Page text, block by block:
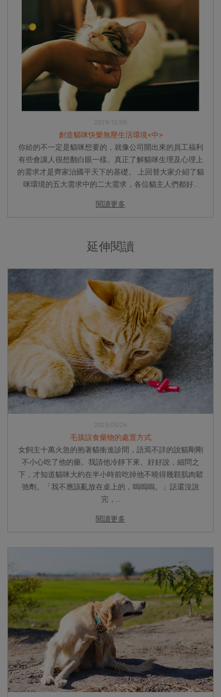
2019/12/09
創造貓咪快樂無壓生活環境<中>
你給的不一定是貓咪想要的，就像公司開出來的員工福利
有些會讓人很想翻白眼一樣。真正了解貓咪生理及心理上
的需求才是齊家治國平天下的基礎。 上回替大家介紹了貓
咪環境的五大需求中的二大需求，各位貓主人們都好...
閱讀更多
延伸閱讀
2025/05/26
毛孩誤食藥物的處置方式
女飼主十萬火急的抱著貓衝進診間，語焉不詳的說貓剛剛
不小心吃了他的藥。我請他冷靜下來、好好說，細問之
下，才知道貓咪大約在半小時前吃掉他不曉得幾顆肌肉鬆
弛劑。「我不應該亂放在桌上的，嗚嗚嗚。」話還沒說
完，...
閱讀更多